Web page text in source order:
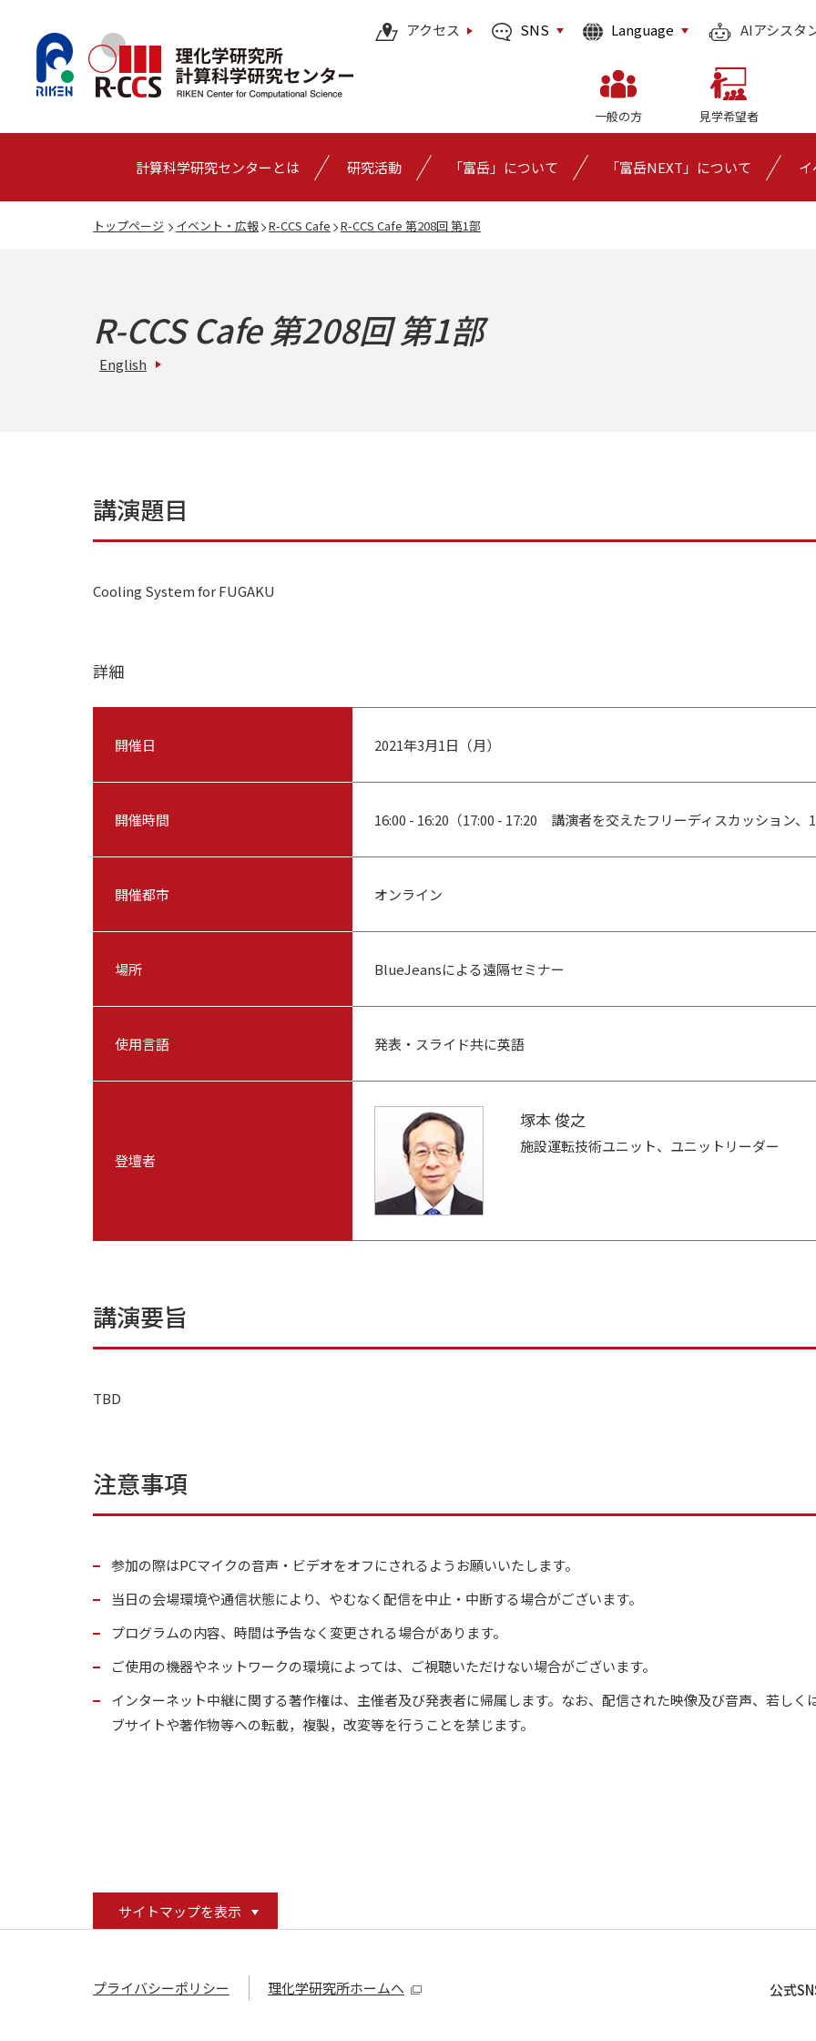
一般の方 見学希望者
計算科学研究センターとは 研究活動 「富岳」について 「富岳NEXT」について
アクセス SNS Language AIアシスタ
トップページ イベント・広報 R-CCS Cafe R-CCS Cafe 第208回 第1部
R-CCS Cafe 第208回 第1部
English
講演題目
Cooling System for FUGAKU
詳細
開催日 2021年3月1日（月）
開催時間 16:00 - 16:20（17:00 - 17:20 講演者を交えたフリーディスカッション、
開催都市 オンライン
場所 BlueJeansによる遠隔セミナー
使用言語 発表・スライド共に英語
登壇者
塚本 俊之
施設運転技術ユニット、ユニットリーダー
講演要旨
TBD
注意事項
参加の際はPCマイクの音声・ビデオをオフにされるようお願いいたします。
当日の会場環境や通信状態により、やむなく配信を中止・中断する場合がございます。
プログラムの内容、時間は予告なく変更される場合があります。
ご使用の機器やネットワークの環境によっては、ご視聴いただけない場合がございます。
インターネット中継に関する著作権は、主催者及び発表者に帰属します。なお、配信された映像及び音声、若し
ブサイトや著作物等への転載，複製，改変等を行うことを禁じます。
サイトマップを表示
プライバシーポリシー 理化学研究所ホームへ 公式